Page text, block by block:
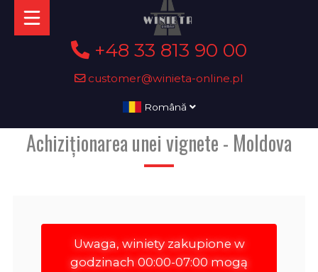
+48 33 813 90 00
customer@winieta-online.pl
Română
Achiziționarea unei vignete - Moldova
Uwaga, winiety zakupione w
godzinach 00:00-07:00 mogą